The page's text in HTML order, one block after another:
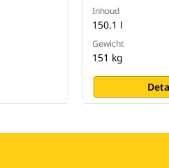
Inhoud
150.1 l
Gewicht
151 kg